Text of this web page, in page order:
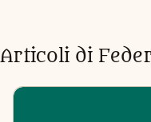
Articoli di